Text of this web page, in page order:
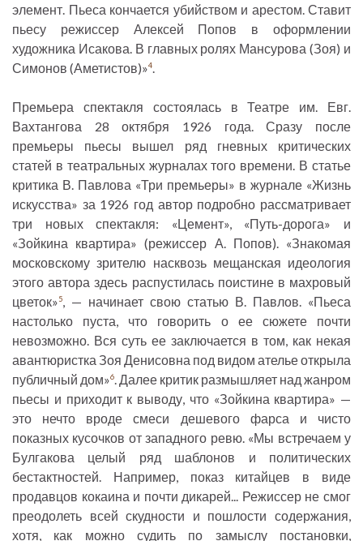
элемент. Пьеса кончается убийством и арестом. Ставит
пьесу режиссер Алексей Попов в оформлении
художника Исакова. В главных ролях Мансурова (Зоя) и
Симонов (Аметистов)»4.
Премьера спектакля состоялась в Театре им. Евг.
Вахтангова 28 октября 1926 года. Сразу после
премьеры пьесы вышел ряд гневных критических
статей в театральных журналах того времени. В статье
критика В. Павлова «Три премьеры» в журнале «Жизнь
искусства» за 1926 год автор подробно рассматривает
три новых спектакля: «Цемент», «Путь-дорога» и
«Зойкина квартира» (режиссер А. Попов). «Знакомая
московскому зрителю насквозь мещанская идеология
этого автора здесь распустилась поистине в махровый
цветок»5, — начинает свою статью В. Павлов. «Пьеса
настолько пуста, что говорить о ее сюжете почти
невозможно. Вся суть ее заключается в том, как некая
авантюристка Зоя Денисовна под видом ателье открыла
публичный дом»6. Далее критик размышляет над жанром
пьесы и приходит к выводу, что «Зойкина квартира» —
это нечто вроде смеси дешевого фарса и чисто
показных кусочков от западного ревю. «Мы встречаем у
Булгакова целый ряд шаблонов и политических
бестактностей. Например, показ китайцев в виде
продавцов кокаина и почти дикарей... Режиссер не смог
преодолеть всей скудности и пошлости содержания,
хотя, как можно судить по замыслу постановки,